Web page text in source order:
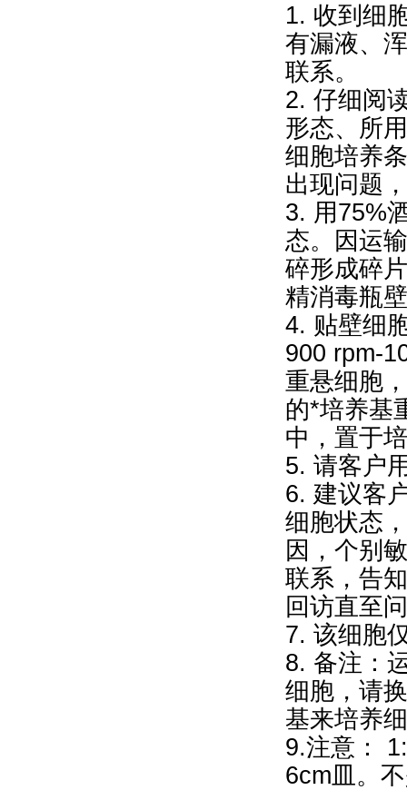
1. 收到细
有漏液、
联系。
2. 仔细阅
形态、所
细胞培养
出现问题
3. 用75%
态。因运
碎形成碎
精消毒瓶
4. 贴壁细
900 rpm-
重悬细胞
的*培养基
中，置于
5. 请客户
6. 建议客
细胞状态
因，个别
联系，告
回访直至
7. 该细胞
8. 备注：
细胞，请
基来培养
9.注意：
6cm皿。